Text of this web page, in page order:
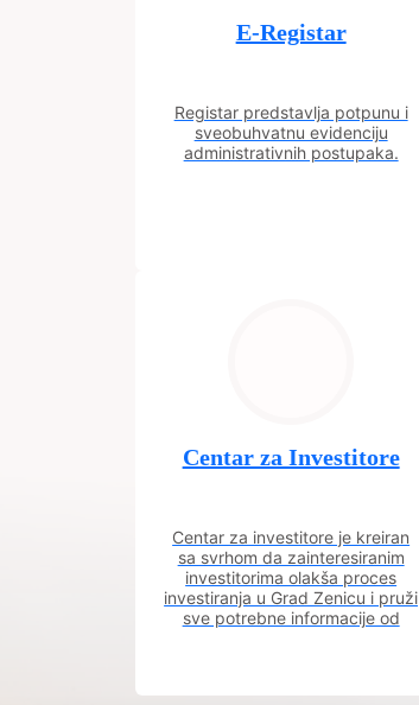
E-Registar
Registar predstavlja potpunu i
sveobuhvatnu evidenciju
administrativnih postupaka.
Centar za Investitore
Centar za investitore je kreiran
sa svrhom da zainteresiranim
investitorima olakša proces
investiranja u Grad Zenicu i pruži
sve potrebne informacije od